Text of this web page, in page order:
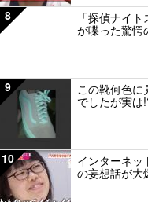
8
「探偵ナイ
が喋った驚愕
9
この靴何色に
でしたが実は
10
インターネッ
の妄想話が大